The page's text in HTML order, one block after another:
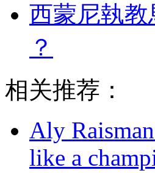
西蒙尼執教
？
相关推荐：
Aly
like a